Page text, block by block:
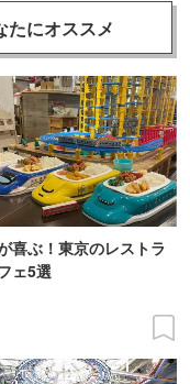
たにオススメ
喜ぶ！東京のレストラ
ェ5選